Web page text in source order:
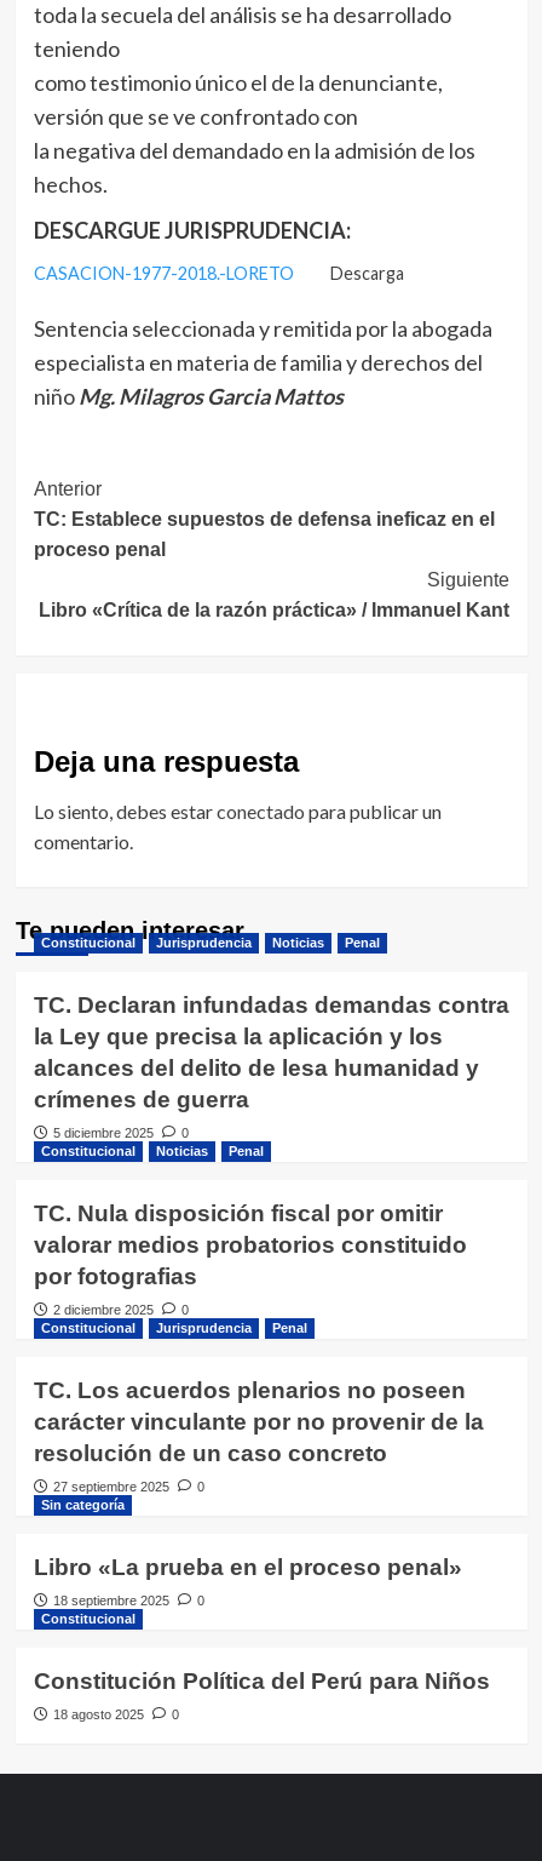
toda la secuela del análisis se ha desarrollado
teniendo
como testimonio único el de la denunciante,
versión que se ve confrontado con
la negativa del demandado en la admisión de los
hechos.
DESCARGUE JURISPRUDENCIA:
CASACION-1977-2018.-LORETO Descarga
Sentencia seleccionada y remitida por la abogada
especialista en materia de familia y derechos del
niñoMg. Milagros Garcia Mattos
Navegación
de
entradas
Anterior
TC: Establece supuestos de defensa ineficaz en el
proceso penal
Siguiente
Libro «Crítica de la razón práctica» / Immanuel Kant
Deja una respuesta
Lo siento, debes estarconectado para publicar un
comentario.
Te pueden interesar
Constitucional Jurisprudencia Noticias Penal
TC. Declaran infundadas demandas contra
la Ley que precisa la aplicación y los
alcances del delito de lesa humanidad y
crímenes de guerra
5 diciembre 2025
0
Constitucional
Noticias Penal
TC. Nula disposición fiscal por omitir
valorar medios probatorios constituido
por fotografias
2 diciembre 2025
0
Constitucional
Jurisprudencia Penal
TC. Los acuerdos plenarios no poseen
carácter vinculante por no provenir de la
resolución de un caso concreto
27 septiembre 2025
0
Sin categoría
Libro «La prueba en el proceso penal»
18 septiembre 2025
0
Constitucional
Constitución Política del Perú para Niños
18 agosto 2025 0